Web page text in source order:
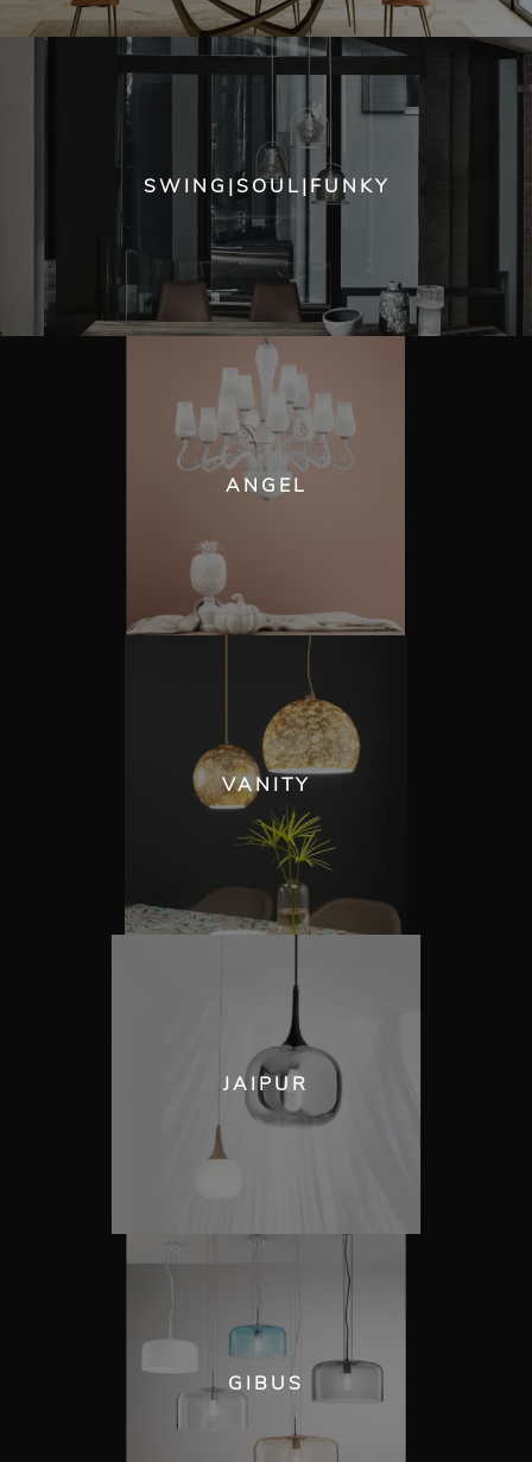
SWING|SOUL|FUNKY
ANGEL
VANITY
JAIPUR
GIBUS